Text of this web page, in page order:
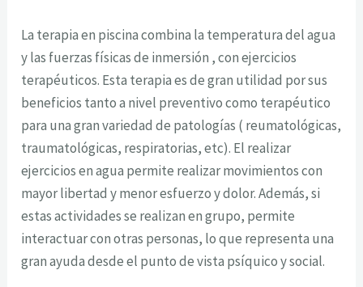
La terapia en piscina combina la temperatura del agua
y las fuerzas físicas de inmersión , con ejercicios
terapéuticos. Esta terapia es de gran utilidad por sus
beneficios tanto a nivel preventivo como terapéutico
para una gran variedad de patologías ( reumatológicas,
traumatológicas, respiratorias, etc). El realizar
ejercicios en agua permite realizar movimientos con
mayor libertad y menor esfuerzo y dolor. Además, si
estas actividades se realizan en grupo, permite
interactuar con otras personas, lo que representa una
gran ayuda desde el punto de vista psíquico y social.